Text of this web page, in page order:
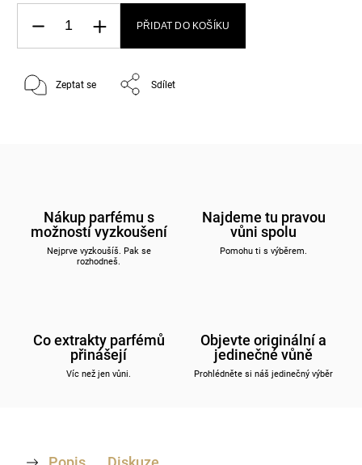
PŘIDAT DO KOŠÍKU
Zeptat se Sdílet
Nákup parfému s
možností vyzkoušení
Nejprve vyzkoušíš. Pak se
rozhodneš.
Najdeme tu pravou
vůni spolu
Pomohu ti s výběrem.
Co extrakty parfémů
přinášejí
Víc než jen vůni.
Objevte originální a
jedinečné vůně
Prohlédněte si náš jedinečný výběr